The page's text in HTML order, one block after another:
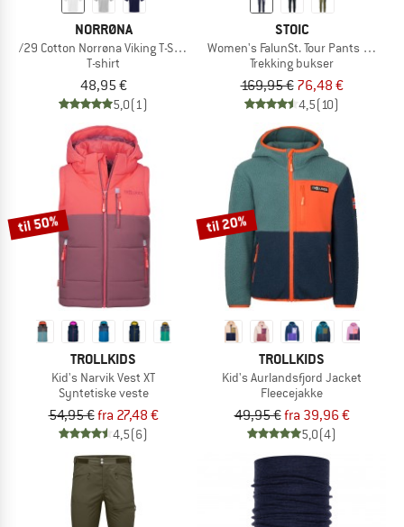
NORRØNA
/29 Cotton Norrøna Viking T-Shirt
T-shirt
48,95 €
5,0(1)
STOIC
Women's FalunSt. Tour Pants Light
Trekking bukser
169,95 € 76,48 €
4,5(10)
til 50%
TROLLKIDS
Kid's Narvik Vest XT
Syntetiske veste
54,95 €fra 27,48 €
4,5(6)
til 20%
TROLLKIDS
Kid's Aurlandsfjord Jacket
Fleecejakke
49,95 €fra 39,96 €
5,0(4)